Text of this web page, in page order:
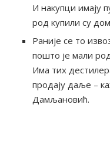
И накупци имају
род купили су
Раније се то
пошто је мали
Има тих
продају даље –
Дамљановић.